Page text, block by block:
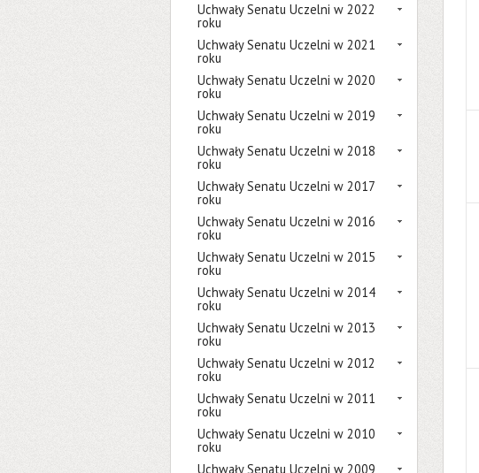
Uchwały Senatu Uczelni w 2022
roku
Uchwały Senatu Uczelni w 2021
roku
Uchwały Senatu Uczelni w 2020
roku
Uchwały Senatu Uczelni w 2019
roku
Uchwały Senatu Uczelni w 2018
roku
Uchwały Senatu Uczelni w 2017
roku
Uchwały Senatu Uczelni w 2016
roku
Uchwały Senatu Uczelni w 2015
roku
Uchwały Senatu Uczelni w 2014
roku
Uchwały Senatu Uczelni w 2013
roku
Uchwały Senatu Uczelni w 2012
roku
Uchwały Senatu Uczelni w 2011
roku
Uchwały Senatu Uczelni w 2010
roku
Uchwały Senatu Uczelni w 2009